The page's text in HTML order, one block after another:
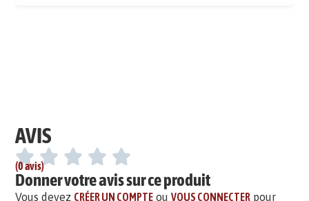
AVIS
(0 avis)
Donner votre avis sur ce produit
Vous devez CRÉER UN COMPTE ouVOUS CONNECTER pour